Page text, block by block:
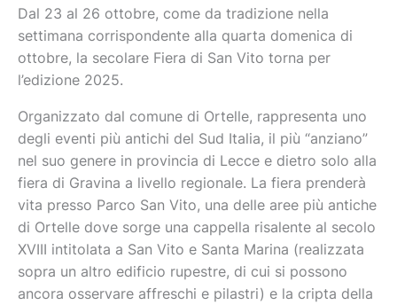
Dal 23 al 26 ottobre, come da tradizione nella
settimana corrispondente alla quarta domenica di
ottobre, la secolare Fiera di San Vito torna per
l’edizione 2025.
Organizzato dal comune di Ortelle, rappresenta uno
degli eventi più antichi del Sud Italia, il più “anziano”
nel suo genere in provincia di Lecce e dietro solo alla
fiera di Gravina a livello regionale. La fiera prenderà
vita presso Parco San Vito, una delle aree più antiche
di Ortelle dove sorge una cappella risalente al secolo
XVIII intitolata a San Vito e Santa Marina (realizzata
sopra un altro edificio rupestre, di cui si possono
ancora osservare affreschi e pilastri) e la cripta della